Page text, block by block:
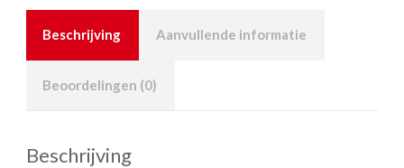
Beschrijving Aanvullende informatie
Beoordelingen (0)
Beschrijving